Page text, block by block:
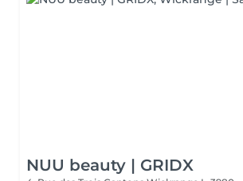
NUU beauty | GRIDX